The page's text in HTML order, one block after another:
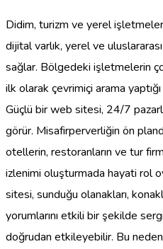
Didim, turizm ve yerel işletmeler
dijital varlık, yerel ve
sağlar. Bölgedeki işletmelerin
ilk olarak çevrimiçi arama
Güçlü bir web sitesi, 24/7
görür. Misafirperverliğin ön
otellerin, restoranların ve tur
izlenimi oluşturmada hayati rol
sitesi, sunduğu olanakları,
yorumlarını etkili bir şekilde
doğrudan etkileyebilir. Bu